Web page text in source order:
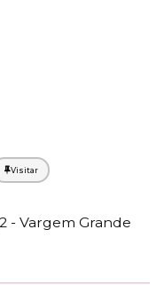
- Vargem Grande